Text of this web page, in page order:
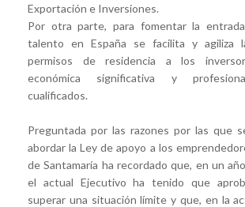
Exportación e Inversiones.
Por otra parte, para fomentar la
talento en España se facilita y agiliza
permisos de residencia a los
económica significativa y
cualificados.
Preguntada por las razones por las que
abordar la Ley de apoyo a los
de Santamaría ha recordado que, en un
el actual Ejecutivo ha tenido que
superar una situación límite y que, en la